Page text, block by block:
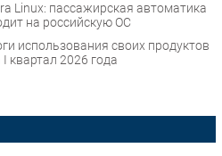
Linux: пассажирская автоматика
на российскую ОС
использования своих продуктов
квартал 2026 года